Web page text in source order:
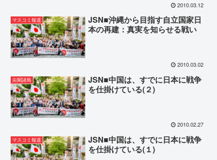
2010.03.12
マスコミ報道
JSN■沖縄から目指す自立国家日
本の再建：真実を知らせる戦い
2010.03.02
尖閣諸島
JSN■中国は、すでに日本に戦争
を仕掛けている(２)
2010.02.27
マスコミ報道
JSN■中国は、すでに日本に戦争
を仕掛けている(１)